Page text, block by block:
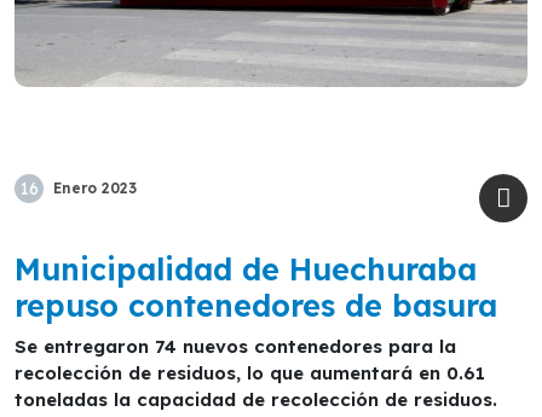
16 Enero 2023
Municipalidad de Huechuraba
repuso contenedores de basura
Se entregaron 74 nuevos contenedores para la
recolección de residuos, lo que aumentará en 0.61
toneladas la capacidad de recolección de residuos.